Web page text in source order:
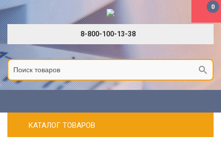
8-800-100-13-38
КАТАЛОГ ТОВАРОВ
0